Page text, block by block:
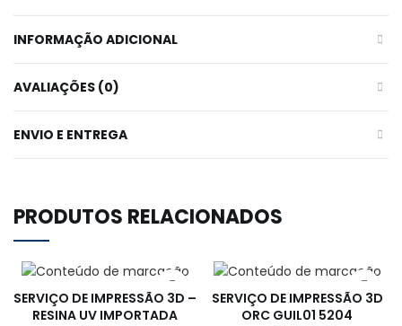
INFORMAÇÃO ADICIONAL
AVALIAÇÕES (0)
ENVIO E ENTREGA
PRODUTOS RELACIONADOS
SERVIÇO DE IMPRESSÃO 3D –
RESINA UV IMPORTADA
SERVIÇO DE IMPRESSÃO 3D
ORC GUIL01 5204